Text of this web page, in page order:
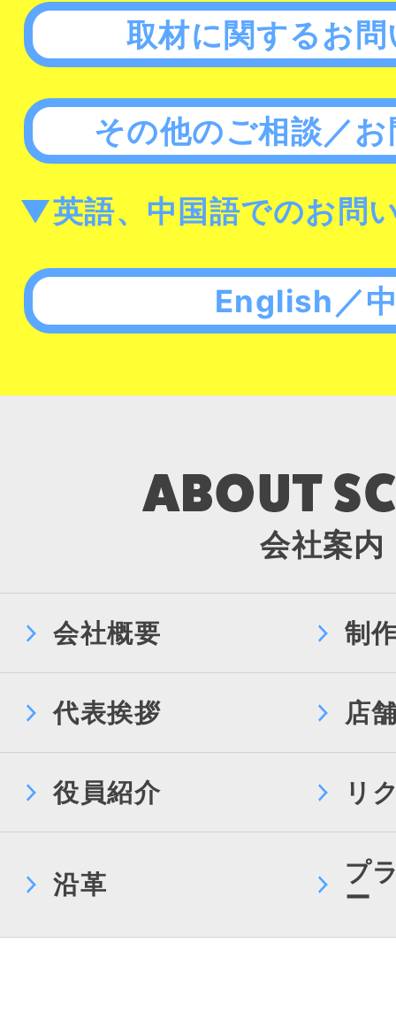
取材に関するお
その他のご相談／
▼英語、中国語でのお問
English／
会社案内
会社概要 制
代表挨拶 店
役員紹介 リ
沿革
プ
ー